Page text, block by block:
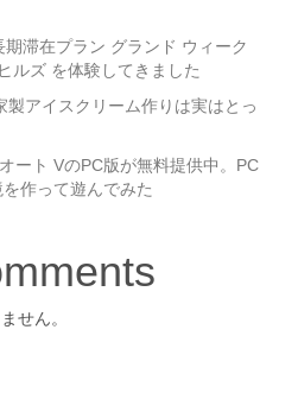
滞在プラン グランド ウィーク
ルズ を体験してきました
アイスクリーム作りは実はとっ
ート VのPC版が無料提供中。PC
作って遊んでみた
せん。